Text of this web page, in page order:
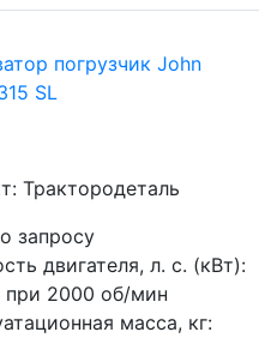
погрузчик John
SL
Трактородеталь
запросу
двигателя, л. с. (кВт):
при 2000 об/мин
масса, кг: